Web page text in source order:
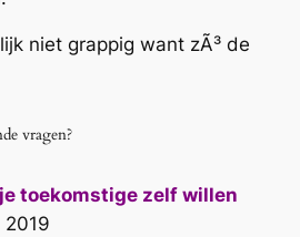
niet grappig want zÃ³ de
vragen?
toekomstige zelf willen
2019